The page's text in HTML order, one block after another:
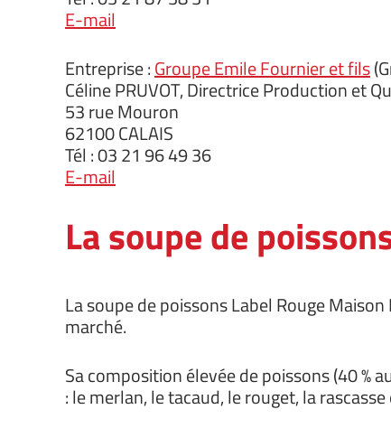
E-mail
Entreprise :Groupe Emile Fournier et fils
Céline PRUVOT, Directrice Production et
53 rue Mouron
62100 CALAIS
Tél : 03 21 96 49 36
E-mail
La soupe de
La soupe de poissons Label Rouge
marché.
Sa composition élevée de poissons (40 %
: le merlan, le tacaud, le rouget, la